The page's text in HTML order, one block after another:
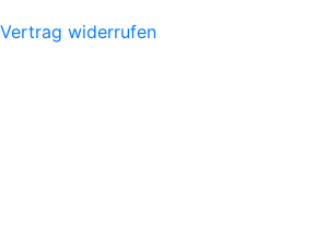
Vertrag widerrufen